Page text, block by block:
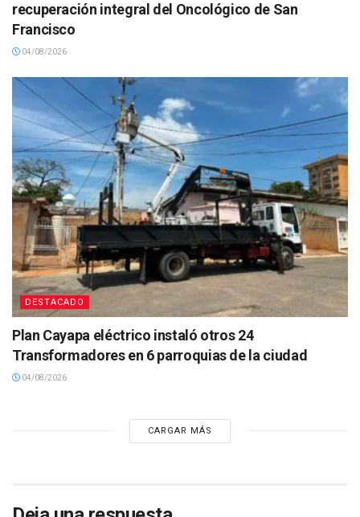
recuperación integral del Oncológico de San
Francisco
04/08/2026
DESTACADO
Plan Cayapa eléctrico instaló otros 24
Transformadores en 6 parroquias de la ciudad
04/08/2026
CARGAR MÁS